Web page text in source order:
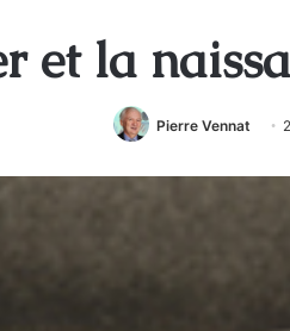
et la
Pierre Vennat